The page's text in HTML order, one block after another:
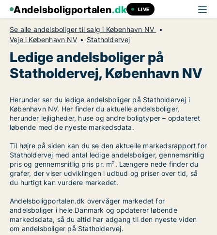
Andelsboligportalen.dk LIVE
Se alle andelsboliger til salg i København NV
Veje i København NV
Statholdervej
Ledige andelsboliger på
Statholdervej, København NV
Herunder ser du ledige andelsboliger på Statholdervej i
København NV. Her finder du aktuelle andelsboliger,
herunder lejligheder, huse og andre boligtyper – opdateret
løbende med de nyeste markedsdata.
Til højre på siden kan du se den aktuelle markedsrapport for
Statholdervej med antal ledige andelsboliger, gennemsnitlig
pris og gennemsnitlig pris pr. m². Længere nede finder du
grafer, der viser udviklingen i udbud og priser over tid, så
du hurtigt kan vurdere markedet.
Andelsboligportalen.dk overvåger markedet for
andelsboliger i hele Danmark og opdaterer løbende
markedsdata, så du altid har adgang til den nyeste viden
om andelsboliger på Statholdervej.